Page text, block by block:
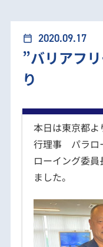
”バリアフリー
calendar_today 2020.09.17
”バリアフ
り
本日は東京都
行理事 パラロ
ローイング委
ました。